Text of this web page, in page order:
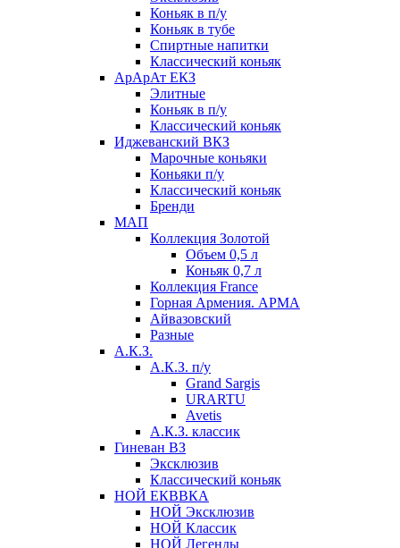
Коньяк в п/у
Коньяк в тубе
Спиртные напитки
Классический коньяк
АрАрАт ЕКЗ
Элитные
Коньяк в п/у
Классический коньяк
Иджеванский ВКЗ
Марочные коньяки
Коньяки п/у
Классический коньяк
Бренди
МАП
Коллекция Золотой
Объем 0,5 л
Коньяк 0,7 л
Коллекция France
Горная Армения. АРМА
Айвазовский
Разные
А.К.З.
А.К.З. п/у
Grand Sargis
URARTU
Avetis
А.К.З. классик
Гиневан ВЗ
Эксклюзив
Классический коньяк
НОЙ ЕКВВКА
НОЙ Эксклюзив
НОЙ Классик
НОЙ Легенды